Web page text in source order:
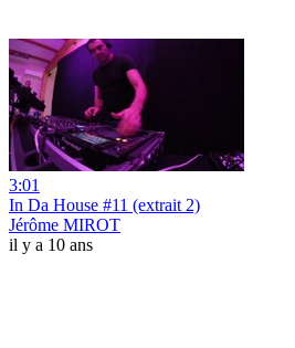
3:01
In Da House #11 (extrait 2)
Jérôme MIROT
il y a 10 ans